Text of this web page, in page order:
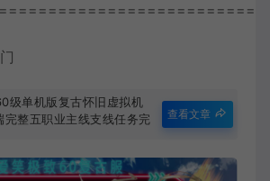
级单机版复古怀旧虚拟机
完整五职业主线支线任务完
查看文章